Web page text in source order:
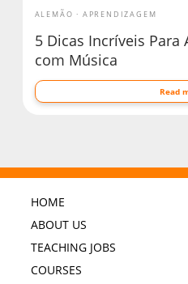
ALEMÃO APRENDIZAGEM
5 Dicas Incríveis Para
com Música
Read
HOME
ABOUT US
TEACHING JOBS
COURSES